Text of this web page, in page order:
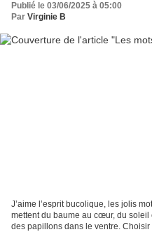
Publié le 03/06/2025 à 05:00
Par Virginie B
J’aime l’esprit bucolique, les jolis
mettent du baume au cœur, du soleil
des papillons dans le ventre. Choisir